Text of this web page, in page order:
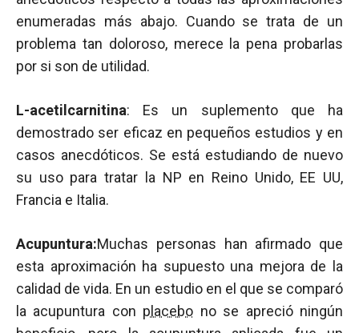
enumeradas más abajo. Cuando se trata de un
problema tan doloroso, merece la pena probarlas
por si son de utilidad.
L-acetilcarnitina: Es un suplemento que ha
demostrado ser eficaz en pequeños estudios y en
casos anecdóticos. Se está estudiando de nuevo
su uso para tratar la NP en Reino Unido, EE UU,
Francia e Italia.
Acupuntura:Muchas personas han afirmado que
esta aproximación ha supuesto una mejora de la
calidad de vida. En un estudio en el que se comparó
la acupuntura con placebo no se apreció ningún